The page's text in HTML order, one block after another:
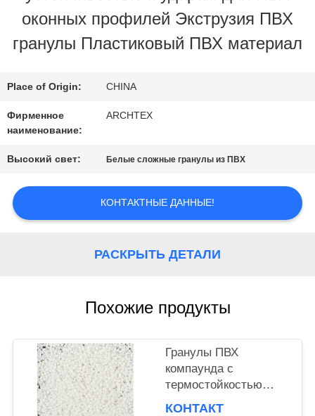
ПРОВЕРКА
КАЧЕСТВА
СВЯЖИТЕСЬ
МЫ
СПРОСИТЕ
ЦИТАТУ
PRIVACY
POLICY
оконных профилей Экструзия ПВХ
гранулы Пластиковый ПВХ материал
Place of Origin: CHINA
Фирменное
наименование:
ARCHTEX
Высокий свет: Белые сложные гранулы из ПВХ
КОНТАКТНЫЕ ДАННЫЕ!
РАСКРЫТЬ ДЕТАЛИ
Похожие продукты
Гранулы ПВХ
компаунда с
термостойкостью
80°C, ударопрочный
КОНТАКТ